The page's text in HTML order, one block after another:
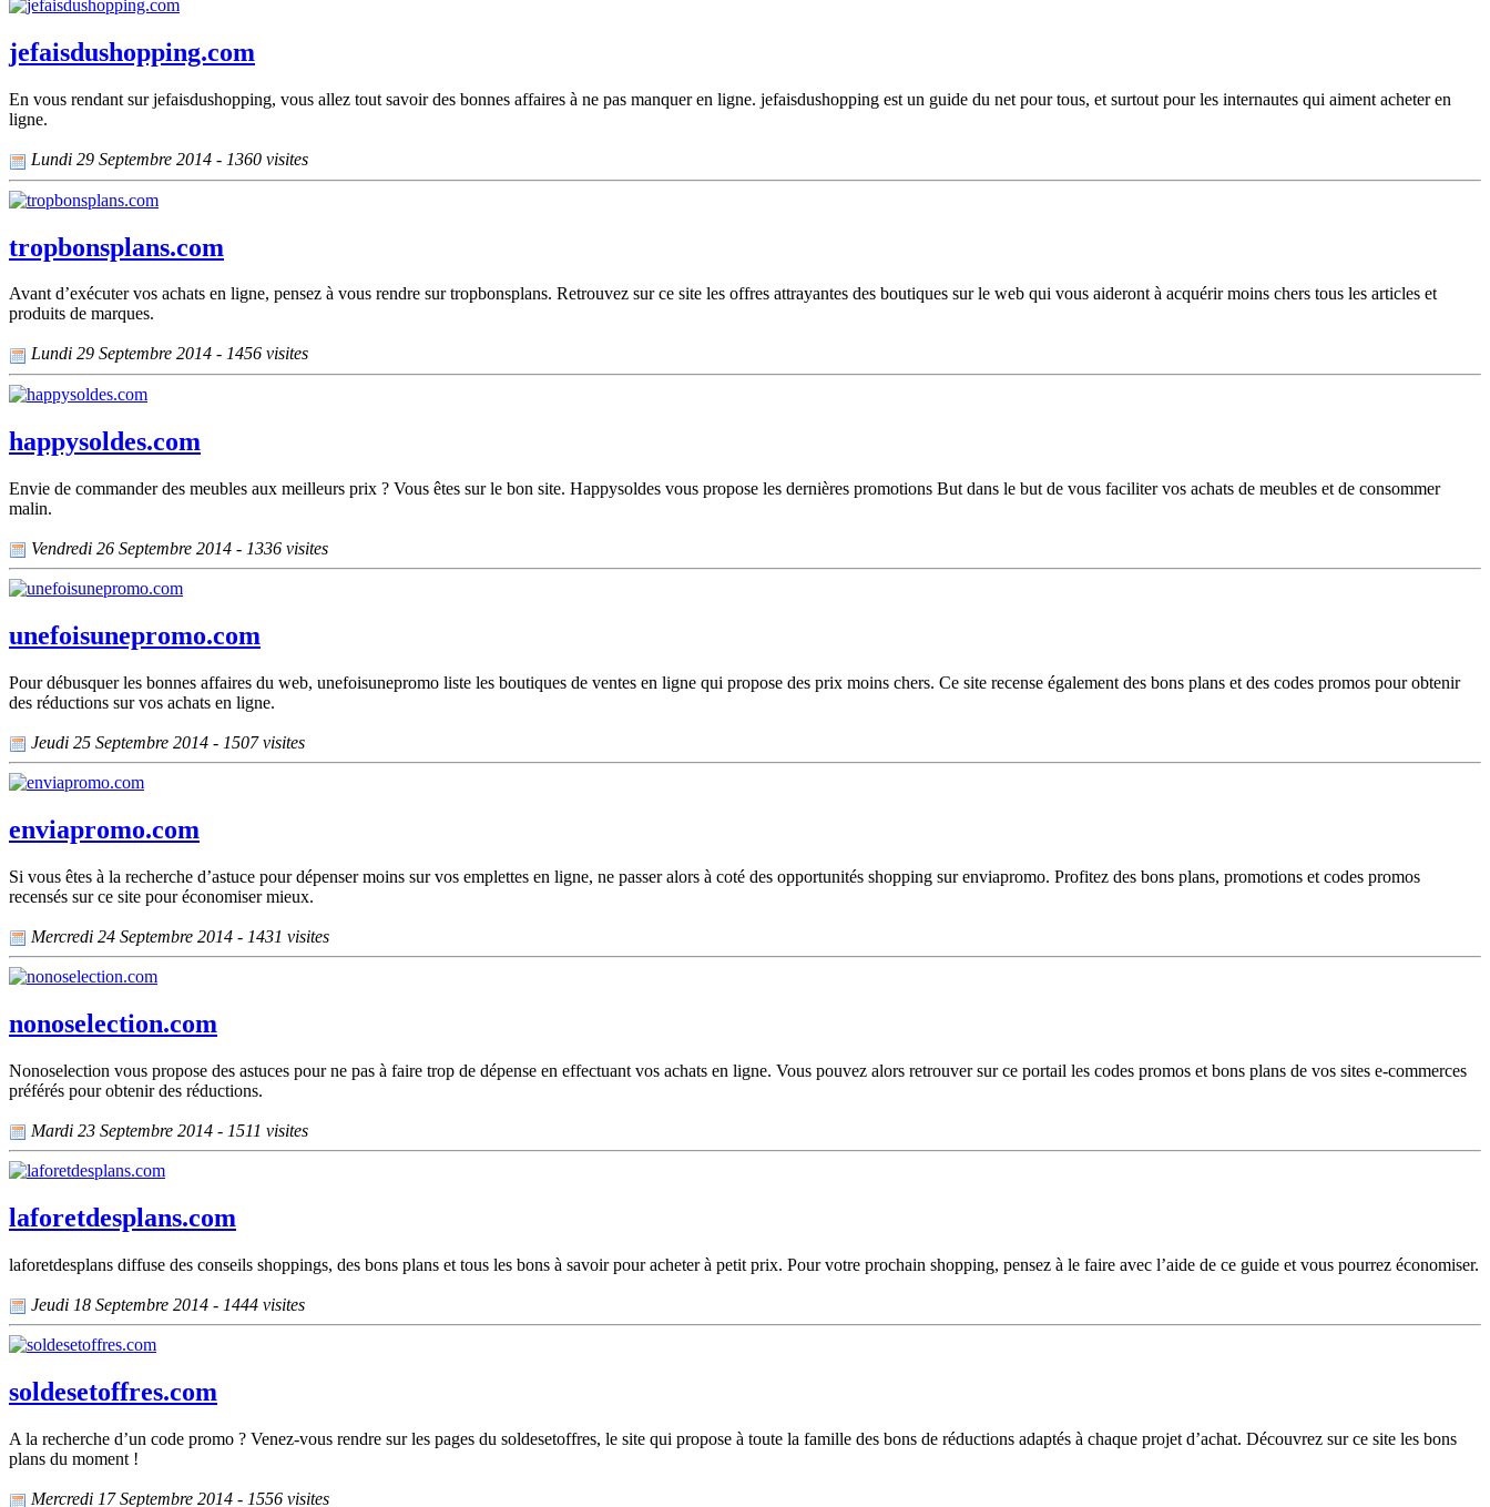
jefaisdushopping.com
En vous rendant sur jefaisdushopping, vous allez tout savoir des bonnes affaires à ne pas manquer en ligne. jefaisdushopping est un guide du net pour tous, et surtout pour les internautes qui aiment acheter en
ligne.
Lundi 29 Septembre 2014 - 1360 visites
tropbonsplans.com
Avant d’exécuter vos achats en ligne, pensez à vous rendre sur tropbonsplans. Retrouvez sur ce site les offres attrayantes des boutiques sur le web qui vous aideront à acquérir moins chers tous les articles et
produits de marques.
Lundi 29 Septembre 2014 - 1456 visites
happysoldes.com
Envie de commander des meubles aux meilleurs prix ? Vous êtes sur le bon site. Happysoldes vous propose les dernières promotions But dans le but de vous faciliter vos achats de meubles et de consommer
malin.
Vendredi 26 Septembre 2014 - 1336 visites
unefoisunepromo.com
Pour débusquer les bonnes affaires du web, unefoisunepromo liste les boutiques de ventes en ligne qui propose des prix moins chers. Ce site recense également des bons plans et des codes promos pour obtenir
des réductions sur vos achats en ligne.
Jeudi 25 Septembre 2014 - 1507 visites
enviapromo.com
Si vous êtes à la recherche d’astuce pour dépenser moins sur vos emplettes en ligne, ne passer alors à coté des opportunités shopping sur enviapromo. Profitez des bons plans, promotions et codes promos
recensés sur ce site pour économiser mieux.
Mercredi 24 Septembre 2014 - 1431 visites
nonoselection.com
Nonoselection vous propose des astuces pour ne pas à faire trop de dépense en effectuant vos achats en ligne. Vous pouvez alors retrouver sur ce portail les codes promos et bons plans de vos sites e-commerces
préférés pour obtenir des réductions.
Mardi 23 Septembre 2014 - 1511 visites
laforetdesplans.com
laforetdesplans diffuse des conseils shoppings, des bons plans et tous les bons à savoir pour acheter à petit prix. Pour votre prochain shopping, pensez à le faire avec l’aide de ce guide et vous pourrez économiser.
Jeudi 18 Septembre 2014 - 1444 visites
soldesetoffres.com
A la recherche d’un code promo ? Venez-vous rendre sur les pages du soldesetoffres, le site qui propose à toute la famille des bons de réductions adaptés à chaque projet d’achat. Découvrez sur ce site les bons
plans du moment !
Mercredi 17 Septembre 2014 - 1556 visites